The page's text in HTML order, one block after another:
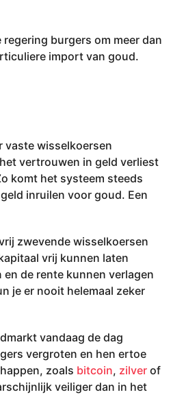
burgers om meer dan
import van goud.
vaste wisselkoersen
vertrouwen in geld verliest
komt het systeem steeds
inruilen voor goud. Een
zwevende wisselkoersen
vrij kunnen laten
de rente kunnen verlagen
je er nooit helemaal zeker
vandaag de dag
vergroten en hen ertoe
zoals bitcoin, zilver of
veiliger dan in het